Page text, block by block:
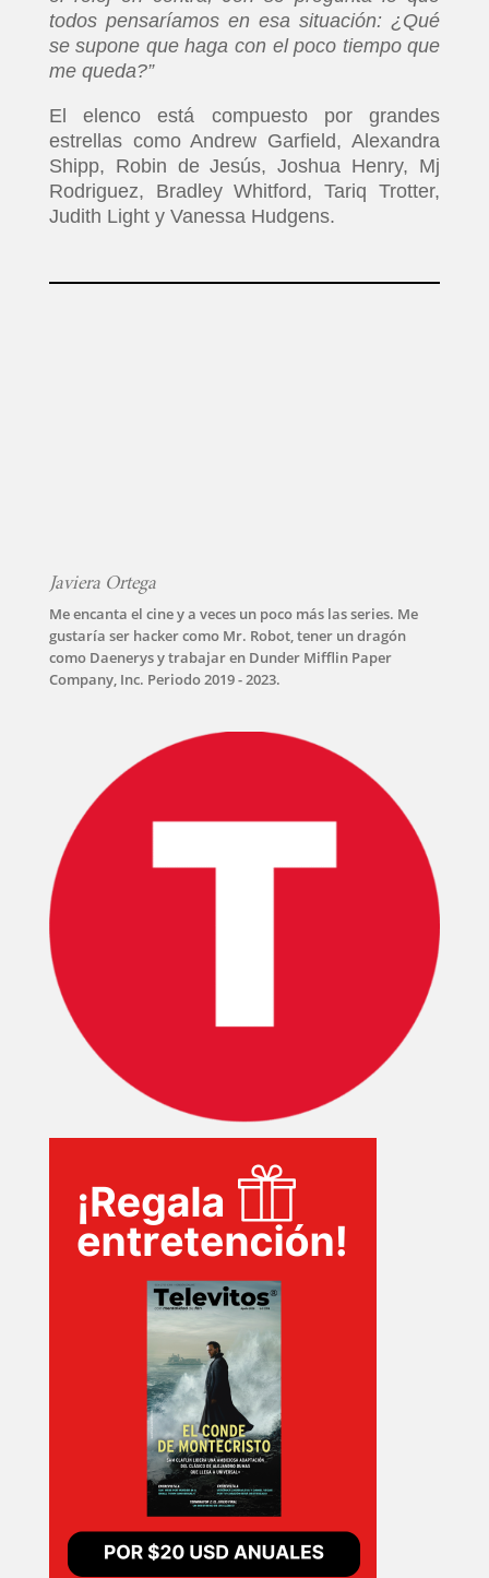
INICIO
PELICULAS
SERIES
todos pensaríamos en esa situación: ¿Qué
se supone que haga con el poco tiempo que
me queda?”
El elenco está compuesto por grandes
estrellas como Andrew Garfield, Alexandra
Shipp, Robin de Jesús, Joshua Henry, Mj
Rodriguez, Bradley Whitford, Tariq Trotter,
Judith Light y Vanessa Hudgens.
Javiera Ortega
Me encanta el cine y a veces un poco más las series. Me
gustaría ser hacker como Mr. Robot, tener un dragón
como Daenerys y trabajar en Dunder Mifflin Paper
Company, Inc. Periodo 2019 - 2023.